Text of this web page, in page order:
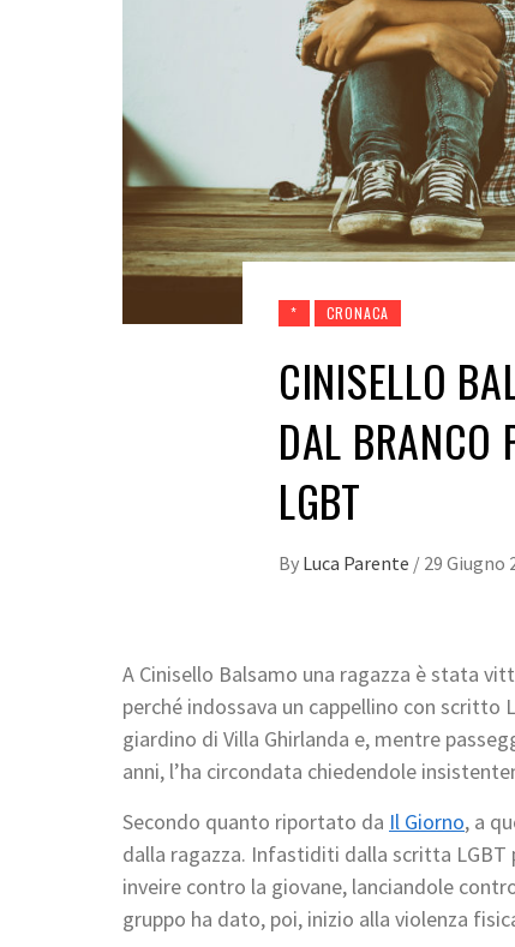
* CRONACA
CINISELLO
DAL BRANCO
LGBT
By Luca Parente / 29 Giugno
A Cinisello Balsamo una ragazza è stata
perché indossava un cappellino con
giardino di Villa Ghirlanda e, mentre
anni, l’ha circondata chiedendole
Secondo quanto riportato da Il Giorno, a
dalla ragazza. Infastiditi dalla scritta
inveire contro la giovane, lanciandole
gruppo ha dato, poi, inizio alla violenza